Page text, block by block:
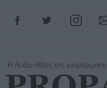
Instagram